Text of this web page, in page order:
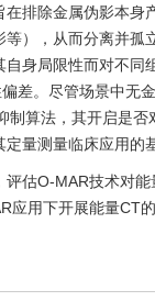
在排除金属伪影本身
等），从而分离并孤
身局限性而对不同
差。尽管场景中无
制算法，其开启是否
量测量临床应用的
评估O-MAR技术对
应用下开展能量CT